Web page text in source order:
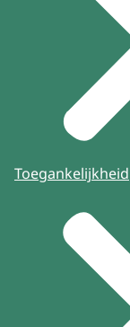
Toegankelijkheid